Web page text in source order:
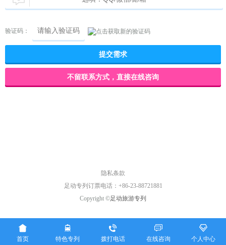
验证码：
隐私条款
足动专列订票电话：+86-23-88721881
Copyright ©足动旅游专列

首页

特色专列

拨打电话

在线咨询

个人中心